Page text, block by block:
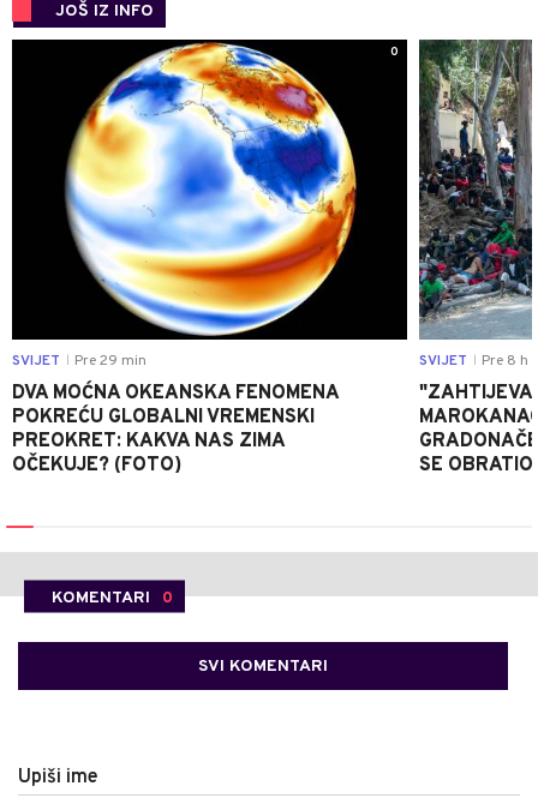
JOŠ IZ INFO
0
SVIJET Pre 29 min
DVA MOĆNA OKEANSKA FENOMENA
POKREĆU GLOBALNI VREMENSKI
PREOKRET: KAKVA NAS ZIMA
OČEKUJE? (FOTO)
SVIJET Pre 8 h
SE
KOMENTARI 0
SVI KOMENTARI
Upiši ime